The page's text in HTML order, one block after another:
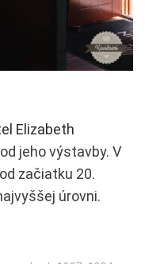
Elizabeth
jeho výstavby. V
začiatku 20.
úrovni.